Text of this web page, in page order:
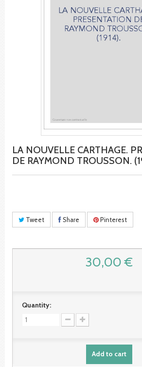
LA NOUVELLE CARTHAGE.
DE RAYMOND TROUSSON.
Tweet Share Pinterest
30,00 €
Quantity:
Add to cart